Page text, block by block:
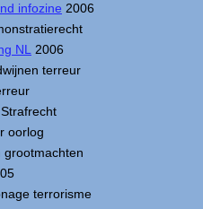
infozine 2006
NL
2006
terreur
oorlog
grootmachten
terrorisme